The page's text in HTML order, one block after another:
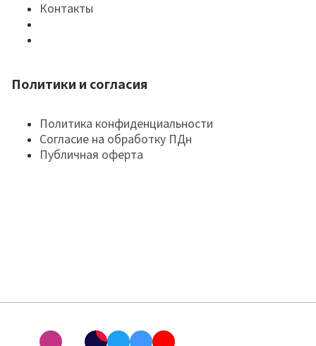
Контакты
Политики и согласия
Политика конфиденциальности
Согласие на обработку ПДн
Публичная оферта